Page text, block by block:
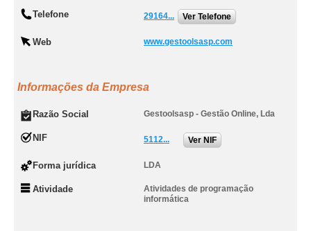
Telefone 29164... Ver Telefone
Web www.gestoolsasp.com
Informações da Empresa
Razão Social Gestoolsasp - Gestão Online, Lda
NIF 5112... Ver NIF
Forma jurídica LDA
Atividade
Atividades de programação
informática